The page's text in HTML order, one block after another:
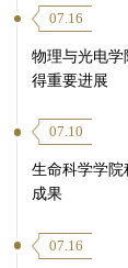
07.16
物理与光电
得重要进展
07.10
生命科学学
成果
07.16